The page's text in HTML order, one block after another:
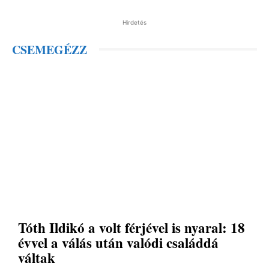
Hirdetés
CSEMEGÉZZ
Tóth Ildikó a volt férjével is nyaral: 18
évvel a válás után valódi családdá
váltak